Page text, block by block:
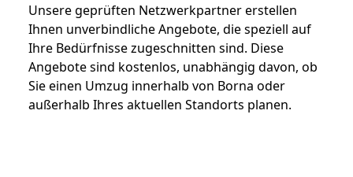
Unsere geprüften Netzwerkpartner erstellen
Ihnen unverbindliche Angebote, die speziell auf
Ihre Bedürfnisse zugeschnitten sind. Diese
Angebote sind kostenlos, unabhängig davon, ob
Sie einen Umzug innerhalb von Borna oder
außerhalb Ihres aktuellen Standorts planen.